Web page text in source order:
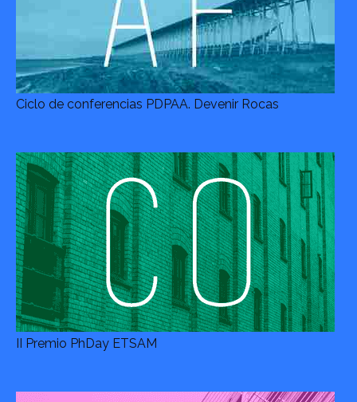
Ciclo de conferencias PDPAA. Devenir Rocas
II Premio PhDay ETSAM